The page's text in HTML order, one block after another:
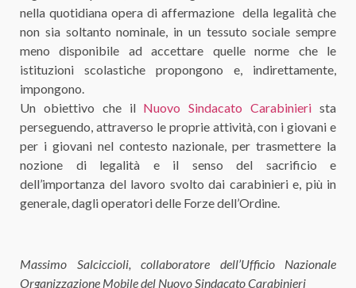
nella quotidiana opera di affermazione della legalità che
non sia soltanto nominale, in un tessuto sociale sempre
meno disponibile ad accettare quelle norme che le
istituzioni scolastiche propongono e, indirettamente,
impongono.
Un obiettivo che il Nuovo Sindacato Carabinieri sta
perseguendo, attraverso le proprie attività, con i giovani e
per i giovani nel contesto nazionale, per trasmettere la
nozione di legalità e il senso del sacrificio e
dell’importanza del lavoro svolto dai carabinieri e, più in
generale, dagli operatori delle Forze dell’Ordine.
Massimo Salciccioli, collaboratore dell’Ufficio Nazionale
Organizzazione Mobile del Nuovo Sindacato Carabinieri